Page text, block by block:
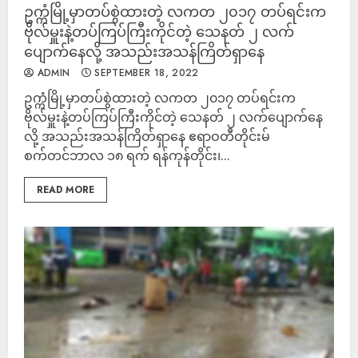
ဥက္ကံမြို့မှာတပ်စွဲထားတဲ့ လကတ ၂၀၁၇ တပ်ရင်းက
ဗိုလ်မှူးနဲ့တပ်ကြပ်ကြီးကိုင်တဲ့ သေနတ် ၂ လက်
ပျောက်နေလို့ အသည်းအသန်ကြိတ်ရှာနေ
ADMIN SEPTEMBER 18, 2022
ဥက္ကံမြို့မှာတပ်စွဲထားတဲ့ လကတ ၂၀၁၇ တပ်ရင်းက
ဗိုလ်မှူးနဲ့တပ်ကြပ်ကြီးကိုင်တဲ့ သေနတ် ၂ လက်ပျောက်နေ
လို့ အသည်းအသန်ကြိတ်ရှာနေ ဧရာဝတီတိုင်းမ်
စက်တင်ဘာလ ၁၈ ရက် ရန်ကုန်တိုင်း၊...
READ MORE